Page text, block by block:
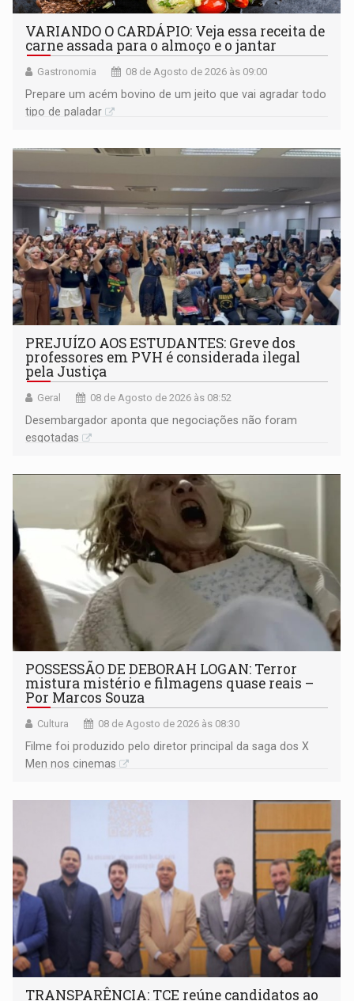
VARIANDO O CARDÁPIO: Veja essa receita de
carne assada para o almoço e o jantar
Gastronomia 08 de Agosto de 2026 às 09:00
Prepare um acém bovino de um jeito que vai agradar todo
tipo de paladar
PREJUÍZO AOS ESTUDANTES: Greve dos
professores em PVH é considerada ilegal
pela Justiça
Geral 08 de Agosto de 2026 às 08:52
Desembargador aponta que negociações não foram
esgotadas
POSSESSÃO DE DEBORAH LOGAN: Terror
mistura mistério e filmagens quase reais –
Por Marcos Souza
Cultura 08 de Agosto de 2026 às 08:30
Filme foi produzido pelo diretor principal da saga dos X
Men nos cinemas
TRANSPARÊNCIA: TCE reúne candidatos ao